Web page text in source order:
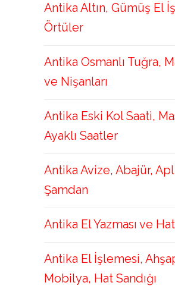
Antika Altın, Gümüş El
Örtüler
Antika Osmanlı Tuğra,
ve Nişanları
Antika Eski Kol Saati,
Ayaklı Saatler
Antika Avize, Abajür,
Şamdan
Antika El Yazması ve
Antika El İşlemesi,
Mobilya, Hat Sandığı